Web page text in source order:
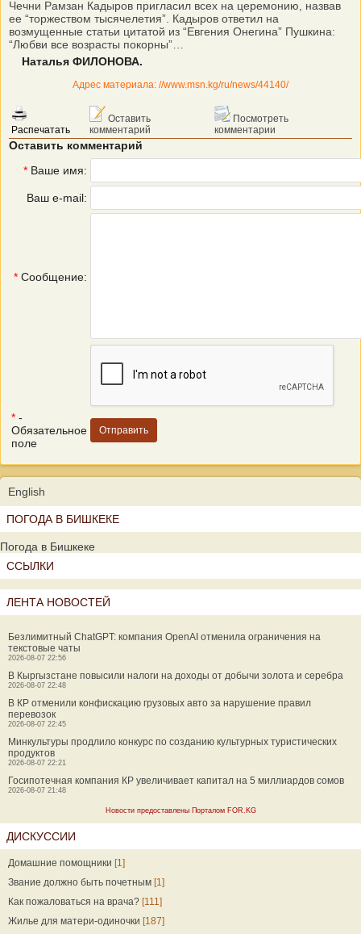
Чечни Рамзан Кадыров пригласил всех на церемонию, назвав
ее “торжеством тысячелетия”. Кадыров ответил на
возмущенные статьи цитатой из “Евгения Онегина” Пушкина:
“Любви все возрасты покорны”…
Наталья ФИЛОНОВА.
Адрес материала: //www.msn.kg/ru/news/44140/
Распечатать
Оставить
комментарий
Посмотреть
комментарии
Оставить комментарий
* Ваше имя:
Ваш e-mail:
* Сообщение:
* -
Обязательное
поле
English
ПОГОДА В БИШКЕКЕ
Погода в Бишкеке
ССЫЛКИ
ЛЕНТА НОВОСТЕЙ
Безлимитный ChatGPT: компания OpenAI отменила ограничения на
текстовые чаты
2026-08-07 22:56
В Кыргызстане повысили налоги на доходы от добычи золота и серебра
2026-08-07 22:48
В КР отменили конфискацию грузовых авто за нарушение правил
перевозок
2026-08-07 22:45
Минкультуры продлило конкурс по созданию культурных туристических
продуктов
2026-08-07 22:21
Госипотечная компания КР увеличивает капитал на 5 миллиардов сомов
2026-08-07 21:48
Новости предоставлены Порталом FOR.KG
ДИСКУССИИ
Домашние помощники [1]
Звание должно быть почетным [1]
Как пожаловаться на врача? [111]
Жилье для матери-одиночки [187]